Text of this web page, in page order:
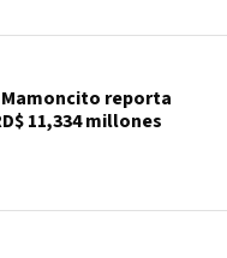
reporta
11,334 millones